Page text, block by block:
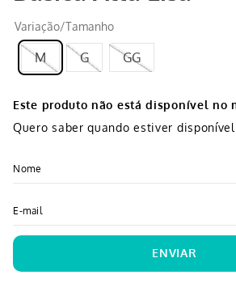
Variação/Tamanho
M G GG
Este produto não está disponível no
Quero saber quando estiver disponível
ENVIAR